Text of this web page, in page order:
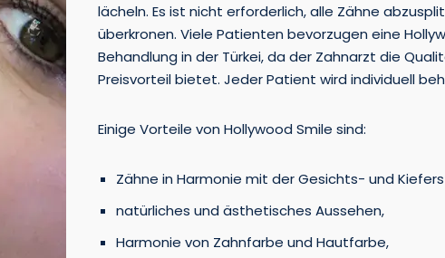
lächeln. Es ist nicht erforderlich, alle Zähne
überkronen. Viele Patienten bevorzugen eine
Behandlung in der Türkei, da der Zahnarzt die
Preisvorteil bietet. Jeder Patient wird individuell
Einige Vorteile von Hollywood Smile sind:
Zähne in Harmonie mit der Gesichts- und
natürliches und ästhetisches Aussehen,
Harmonie von Zahnfarbe und Hautfarbe,